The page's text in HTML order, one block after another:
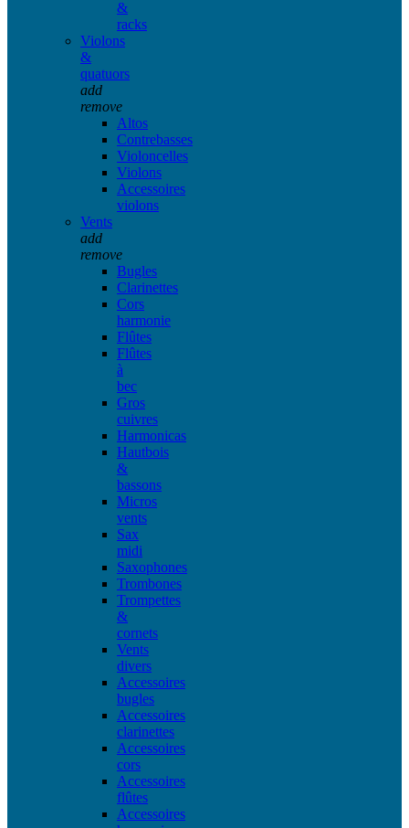
&
racks
Violons
&
quatuors
add
remove
Altos
Contrebasses
Violoncelles
Violons
Accessoires
violons
Vents
add
remove
Bugles
Clarinettes
Cors
harmonie
Flûtes
Flûtes
à
bec
Gros
cuivres
Harmonicas
Hautbois
&
bassons
Micros
vents
Sax
midi
Saxophones
Trombones
Trompettes
&
cornets
Vents
divers
Accessoires
bugles
Accessoires
clarinettes
Accessoires
cors
Accessoires
flûtes
Accessoires